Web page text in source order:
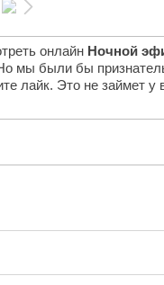
онлайн Ночной
мы были бы
лайк. Это не займет у